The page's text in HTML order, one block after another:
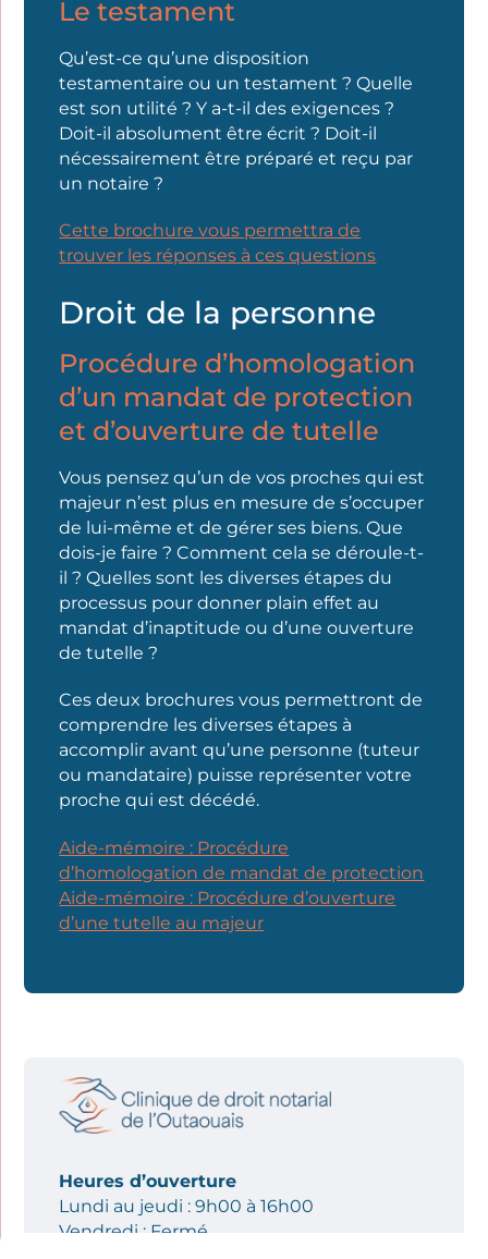
Le testament
Qu’est-ce qu’une disposition
testamentaire ou un testament ? Quelle
est son utilité ? Y a-t-il des exigences ?
Doit-il absolument être écrit ? Doit-il
nécessairement être préparé et reçu par
un notaire ?
Cette brochure vous permettra de
trouver les réponses à ces questions
Droit de la personne
Procédure d’homologation
d’un mandat de protection
et d’ouverture de tutelle
Vous pensez qu’un de vos proches qui est
majeur n’est plus en mesure de s’occuper
de lui-même et de gérer ses biens. Que
dois-je faire ? Comment cela se déroule-t-
il ? Quelles sont les diverses étapes du
processus pour donner plain effet au
mandat d’inaptitude ou d’une ouverture
de tutelle ?
Ces deux brochures vous permettront de
comprendre les diverses étapes à
accomplir avant qu’une personne (tuteur
ou mandataire) puisse représenter votre
proche qui est décédé.
Aide-mémoire : Procédure
d’homologation de mandat de protection
Aide-mémoire : Procédure d’ouverture
d’une tutelle au majeur
Heures d’ouverture
Lundi au jeudi : 9h00 à 16h00
Vendredi : Fermé